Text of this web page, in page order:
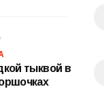
тыквой в